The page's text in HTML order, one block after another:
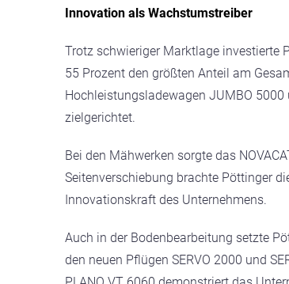
Innovation als Wachstumstreiber
Trotz schwieriger Marktlage investierte
55 Prozent den größten Anteil am
Hochleistungsladewagen JUMBO
zielgerichtet.
Bei den Mähwerken sorgte das
Seitenverschiebung brachte Pöttinger
Innovationskraft des Unternehmens.
Auch in der Bodenbearbeitung setzte
den neuen Pflügen SERVO 2000 und